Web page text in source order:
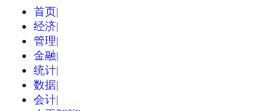
首页|
经济|
管理|
金融|
统计|
数据|
会计|